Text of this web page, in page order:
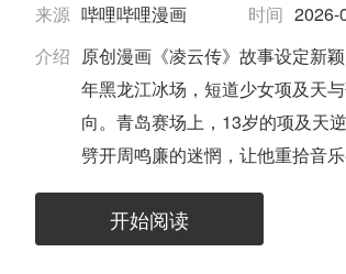
来源 哔哩哔哩漫画 时间 2026-
介绍 原创漫画《凌云传》故事设定新
年黑龙江冰场，短道少女项及天
向。青岛赛场上，13岁的项及天
劈开周鸣廉的迷惘，让他重拾音
大的他，在各自赛场历经重创与
开始阅读